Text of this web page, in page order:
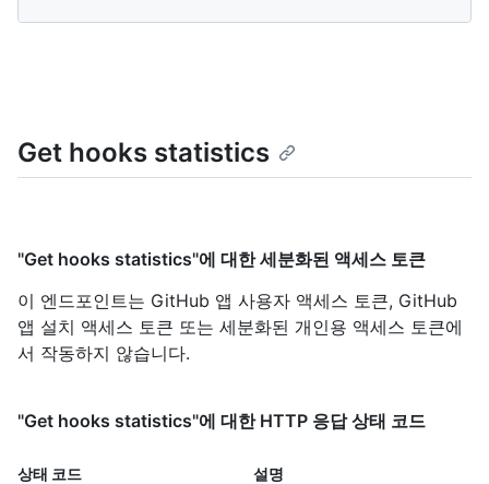
Get hooks statistics
"Get hooks statistics"에 대한 세분화된 액세스 토큰
이 엔드포인트는 GitHub 앱 사용자 액세스 토큰, GitHub
앱 설치 액세스 토큰 또는 세분화된 개인용 액세스 토큰에
서 작동하지 않습니다.
"Get hooks statistics"에 대한 HTTP 응답 상태 코드
상태 코드 설명